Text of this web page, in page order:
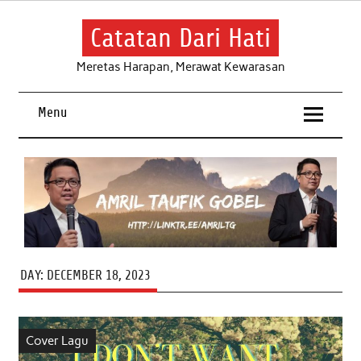
Skip
Catatan Dari Hati
Meretas Harapan, Merawat Kewarasan
Menu
DAY: DECEMBER 18, 2023
Cover Lagu